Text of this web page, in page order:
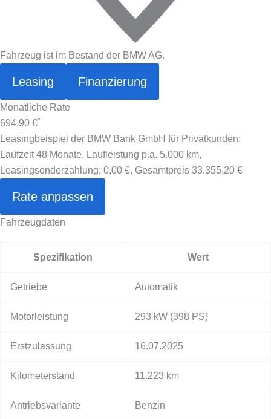
Fahrzeug ist im Bestand der BMW AG.
Leasing Finanzierung
Monatliche Rate
694,90 €*
Leasingbeispiel der BMW Bank GmbH für Privatkunden:
Laufzeit 48 Monate, Laufleistung p.a. 5.000 km,
Leasingsonderzahlung: 0,00 €, Gesamtpreis 33.355,20 €
Rate anpassen
Fahrzeugdaten
Spezifikation Wert
Getriebe Automatik
Motorleistung 293 kW (398 PS)
Erstzulassung 16.07.2025
Kilometerstand 11.223 km
Antriebsvariante Benzin